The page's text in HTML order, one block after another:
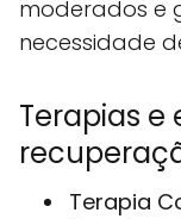
moderados e
necessidade
Terapias e
Terapia